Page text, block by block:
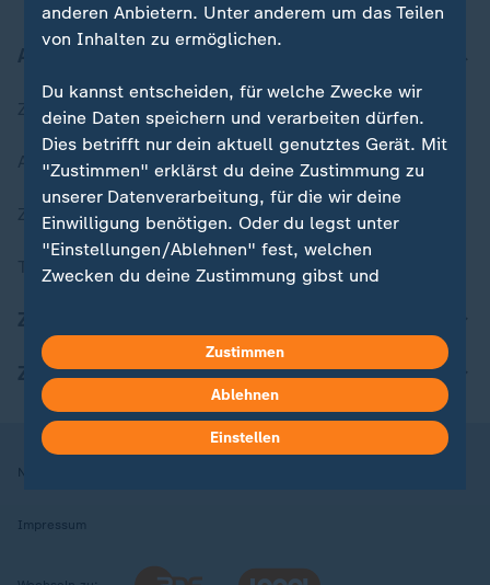
Zuletzt veröffentlicht
Aktuelle Sendungs-Videos
ZDFheute Stories
Themen im Überblick
ZDFheute Apps
Nutzungsbedingungen
Impressum
anderen Anbietern. Unter anderem um das Teilen
von Inhalten zu ermöglichen.
Du kannst entscheiden, für welche Zwecke wir
deine Daten speichern und verarbeiten dürfen.
Dies betrifft nur dein aktuell genutztes Gerät. Mit
"Zustimmen" erklärst du deine Zustimmung zu
unserer Datenverarbeitung, für die wir deine
Einwilligung benötigen. Oder du legst unter
"Einstellungen/Ablehnen" fest, welchen
Zwecken du deine Zustimmung gibst und
in deinen Einstellungen widerrufen oder ändern.
Hier findest du das Impressum.
Weitere Informationen findest du in unserer
Datenschutzerklärung.
Zustimmen
Ablehnen
Einstellen